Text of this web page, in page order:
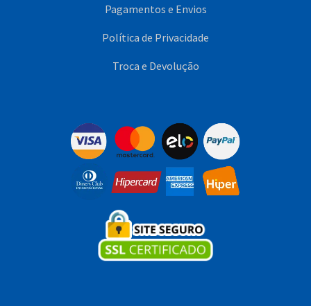
Pagamentos e Envios
Política de Privacidade
Troca e Devolução